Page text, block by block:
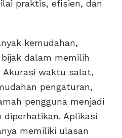
praktis, efisien, dan
kemudahan,
dalam memilih
Akurasi waktu salat,
pengaturan,
pengguna menjadi
Aplikasi
memiliki ulasan